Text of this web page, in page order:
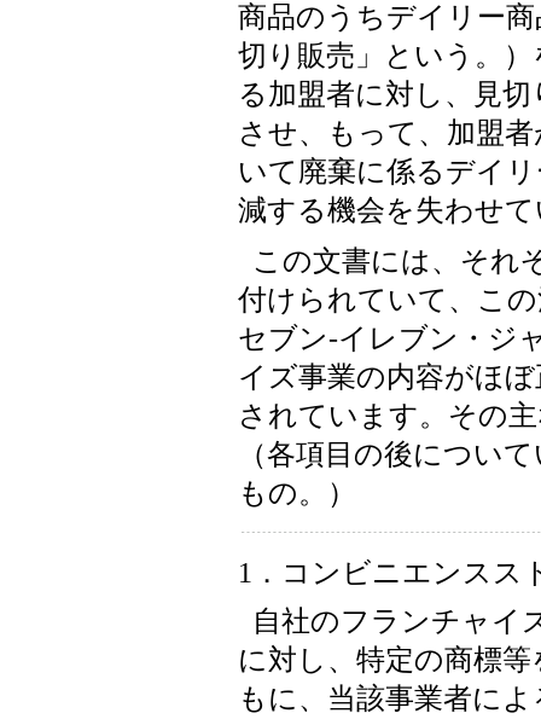
商品のうちデイリー
切り販売」という。
る加盟者に対し、見
させ、もって、加盟
いて廃棄に係るデイ
減する機会を失わせ
この文書には、それ
付けられていて、こ
セブン-イレブン・ジ
イズ事業の内容がほ
されています。その
（各項目の後につい
もの。）
1．コンビニエンスス
自社のフランチャイ
に対し、特定の商標
もに、当該事業者に